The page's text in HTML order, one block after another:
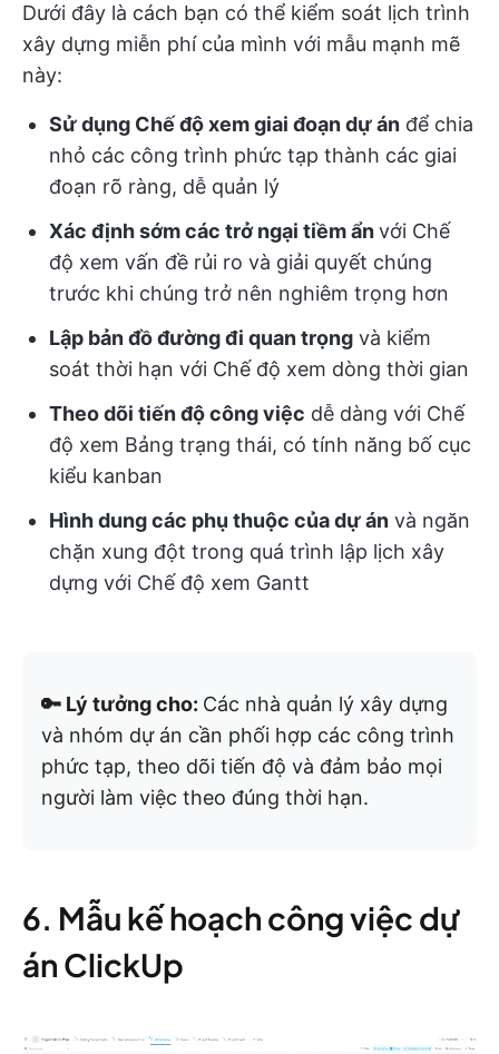
Dưới đây là cách bạn có thể kiểm soát lịch trình
xây dựng miễn phí của mình với mẫu mạnh mẽ
này:
Sử dụng Chế độ xem giai đoạn dự án để chia
nhỏ các công trình phức tạp thành các giai
đoạn rõ ràng, dễ quản lý
Xác định sớm các trở ngại tiềm ẩnvới Chế
độ xem vấn đề rủi ro và giải quyết chúng
trước khi chúng trở nên nghiêm trọng hơn
Lập bản đồ đường đi quan trọng và kiểm
soát thời hạn với Chế độ xem dòng thời gian
Theo dõi tiến độ công việc dễ dàng với Chế
độ xem Bảng trạng thái, có tính năng bố cục
kiểu kanban
Hình dung các phụ thuộc của dự án và ngăn
chặn xung đột trong quá trình lập lịch xây
dựng với Chế độ xem Gantt
🔑 Lý tưởng cho: Các nhà quản lý xây dựng
và nhóm dự án cần phối hợp các công trình
phức tạp, theo dõi tiến độ và đảm bảo mọi
người làm việc theo đúng thời hạn.
6. Mẫu kế hoạch công việc dự
án ClickUp